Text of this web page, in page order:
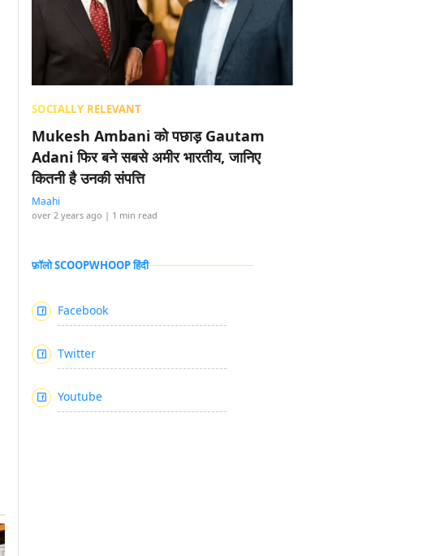
SOCIALLY RELEVANT
Mukesh Ambani को पछाड़ Gautam
Adani फिर बने सबसे अमीर भारतीय, जानिए
कितनी है उनकी संपत्ति
Maahi
over 2 years ago | 1 min read
फ़ॉलो SCOOPWHOOP हिंदी
Facebook
Twitter
Youtube